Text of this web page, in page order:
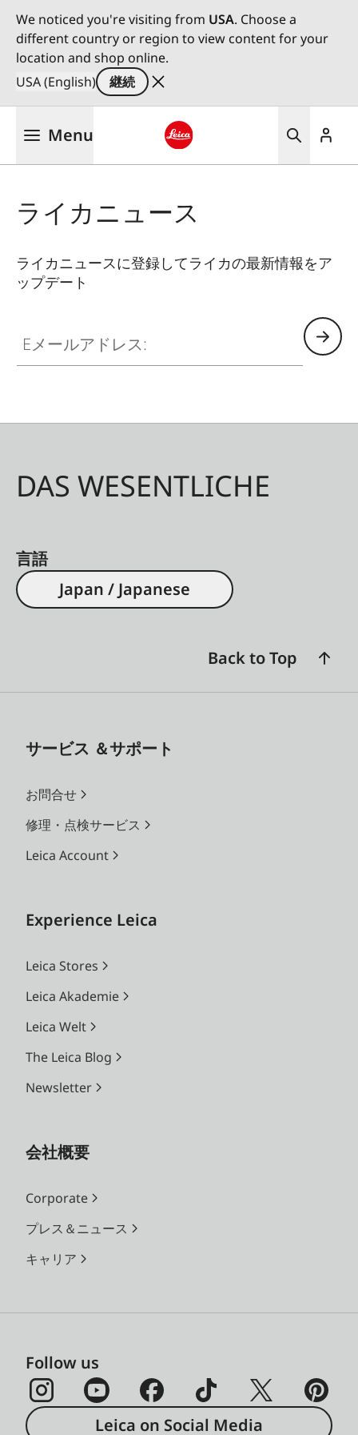
We noticed you're visiting from USA. Choose a
different country or region to view content for your
location and shop online.
USA (English)
継続
Menu
ライカニュース
ライカニュースに登録してライカの最新情報をア
ップデート
DAS WESENTLICHE
言語
Japan / Japanese
Back to Top
サービス ＆サポート
お問合せ
修理・点検サービス
Leica Account
Experience Leica
Leica Stores
Leica Akademie
Leica Welt
The Leica Blog
Newsletter
会社概要
Corporate
プレス＆ニュース
キャリア
Follow us
Leica on Social Media